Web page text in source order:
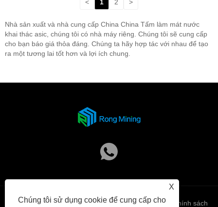
< 1 2 >
Nhà sản xuất và nhà cung cấp China China Tấm làm mát nước
khai thác asic, chúng tôi có nhà máy riêng. Chúng tôi sẽ cung cấp
cho bạn báo giá thỏa đáng. Chúng ta hãy hợp tác với nhau để tạo
ra một tương lai tốt hơn và lợi ích chung.
X
Chúng tôi sử dụng cookie để cung cấp cho
Links Sitemap RSS XML Chính sách